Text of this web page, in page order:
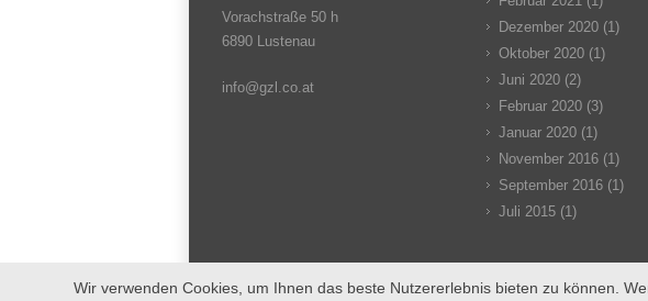
Vorachstraße 50 h
6890 Lustenau
info@gzl.co.at
Dezember 2020 (1)
Oktober 2020 (1)
Juni 2020 (2)
Februar 2020 (3)
Januar 2020 (1)
November 2016 (1)
September 2016 (1)
Juli 2015 (1)
Wir verwenden Cookies, um Ihnen das beste Nutzererlebnis bieten zu können.